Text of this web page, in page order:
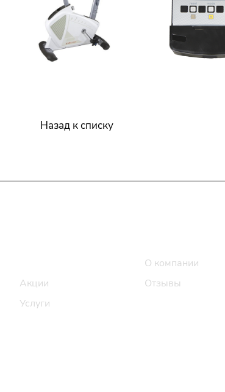
Назад к списку
Акции
Услуги
О компании
Отзывы